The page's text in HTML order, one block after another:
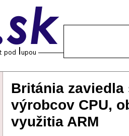
Británia
výrobcov CPU,
využitia ARM